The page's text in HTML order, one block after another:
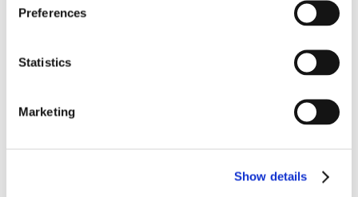
Preferences
Statistics
Marketing
Show details
Supporto del teacher USA e